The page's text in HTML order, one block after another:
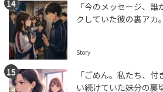
「今のメッセージ、
クしていた彼の裏アカ
Story
「ごめん。私たち、
い続けていた妹分の